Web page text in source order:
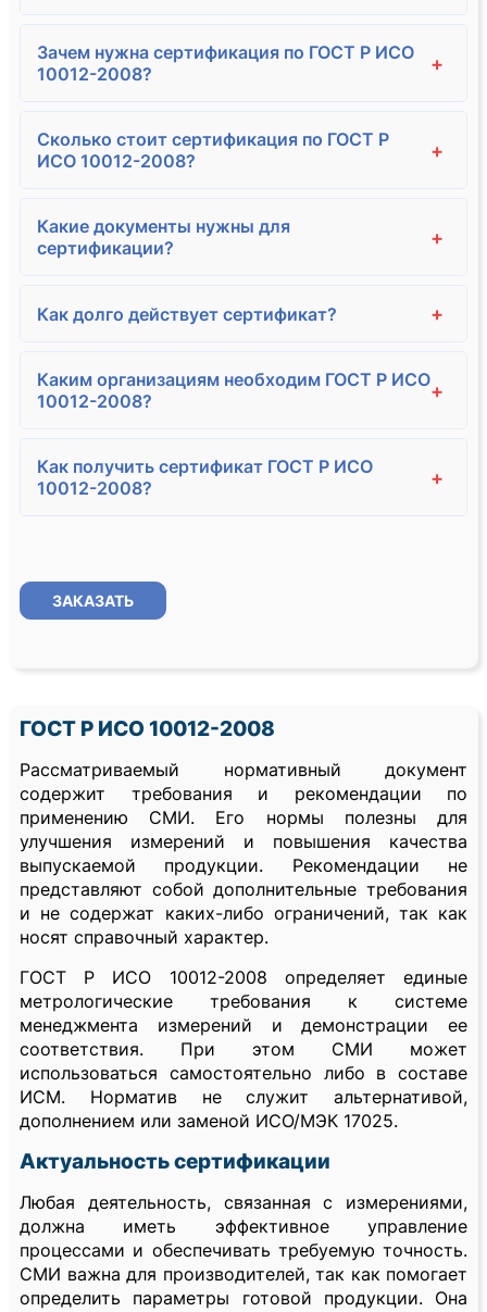
Зачем нужна сертификация по ГОСТ Р ИСО
10012-2008?
+
Сколько стоит сертификация по ГОСТ Р
ИСО 10012-2008?
+
Какие документы нужны для
сертификации?
+
Как долго действует сертификат? +
Каким организациям необходим ГОСТ Р ИСО
10012-2008?
+
Как получить сертификат ГОСТ Р ИСО
10012-2008?
+
ЗАКАЗАТЬ
ГОСТ Р ИСО 10012-2008
Рассматриваемый нормативный документ
содержит требования и рекомендации по
применению СМИ. Его нормы полезны для
улучшения измерений и повышения качества
выпускаемой продукции. Рекомендации не
представляют собой дополнительные требования
и не содержат каких-либо ограничений, так как
носят справочный характер.
ГОСТ Р ИСО 10012-2008 определяет единые
метрологические требования к системе
менеджмента измерений и демонстрации ее
соответствия. При этом СМИ может
использоваться самостоятельно либо в составе
ИСМ. Норматив не служит альтернативой,
дополнением или заменой ИСО/МЭК 17025.
Актуальность сертификации
Любая деятельность, связанная с измерениями,
должна иметь эффективное управление
процессами и обеспечивать требуемую точность.
СМИ важна для производителей, так как помогает
определить параметры готовой продукции. Она